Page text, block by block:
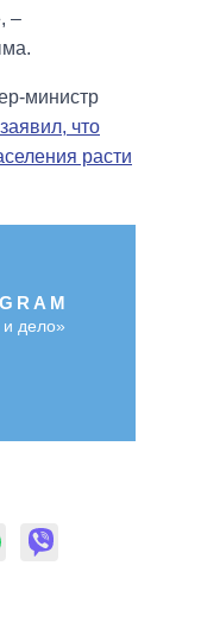
, –
министр
что
расти
дело»